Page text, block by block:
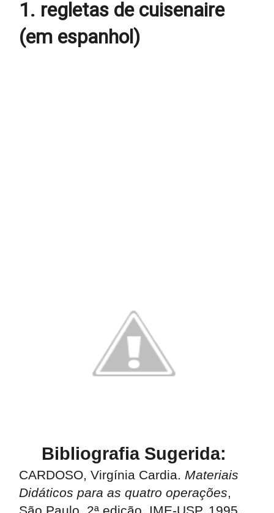
1. regletas de cuisenaire
(em espanhol)
Bibliografia Sugerida:
CARDOSO, Virgínia Cardia. Materiais
Didáticos para as quatro operações
São Paulo, 2ª edição, IME-USP, 1995.